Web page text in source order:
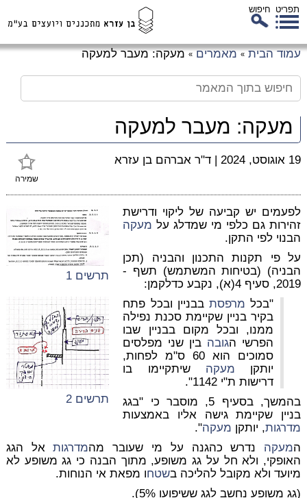
תפריט חיפוש
עמוד הבית » מאמרים » מעקה: מעבר למעקה
מעקה: מעבר למעקה
שמירה
19 אוגוסט, 2024 | ד"ר אברהם בן עזרא
תרשים 1
תרשים 2
לפעמים יש קביעה של ליקוי ודרישת
זהירות גם כלפי מי שמדלג על מעקה
הבנוי לפי התקן.
על פי תקנות התכנון והבניה (תכן
הבניה) (בטיחות המשתמש) תשף -
2019, סעיף 4(א), נקבע כדלקמן:
"בכל מרפסתבבניין ובכל פתח
בקיר בניין שקיימת סכנת נפילה
ממנו, ובכל מקום בבניין שבו
הפרשי הגובה בין שני מפלסים
סמוכים הוא 60 ס"מ לפחות,
יותקן מעקה שיתקיימו בו
דרישות ת"י 1142".
בהמשך, בסעיף 5, מוסבר כי "בגג
בניין שקיימת גישה אליו באמצעות
מדרגות, יותקן מעקה".
המעקה נדרש כהגנה על מי שעובר מהמדרגותאל הגג
האופקי, ולא חל על גג משופע, מתוך הבנה כי גג משופע לא
מיועד ולא מקובל להליכה בשטחו מפאת אי הנוחות.
(גג משופע נחשב לגג ששיפועו 5%).